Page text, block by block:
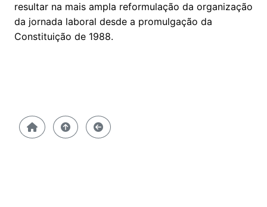
resultar na mais ampla reformulação da organização
da jornada laboral desde a promulgação da
Constituição de 1988.